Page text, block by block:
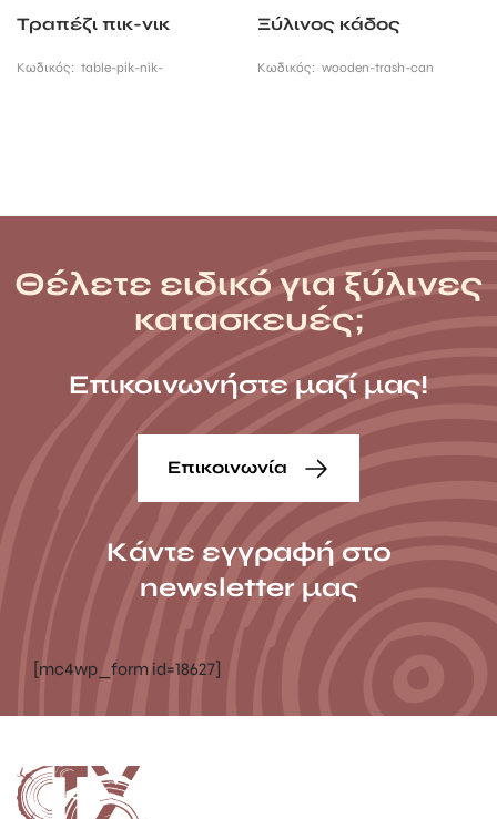
Τραπέζι πικ-νικ
Κωδικός: table-pik-nik-
Ξύλινος κάδος
Κωδικός:wooden-trash-can
Θέλετε ειδικό για ξύλινες
κατασκευές;
Επικοινωνήστε μαζί μας!
Επικοινωνία
Κάντε εγγραφή στο
newsletter μας
[mc4wp_form id=18627]